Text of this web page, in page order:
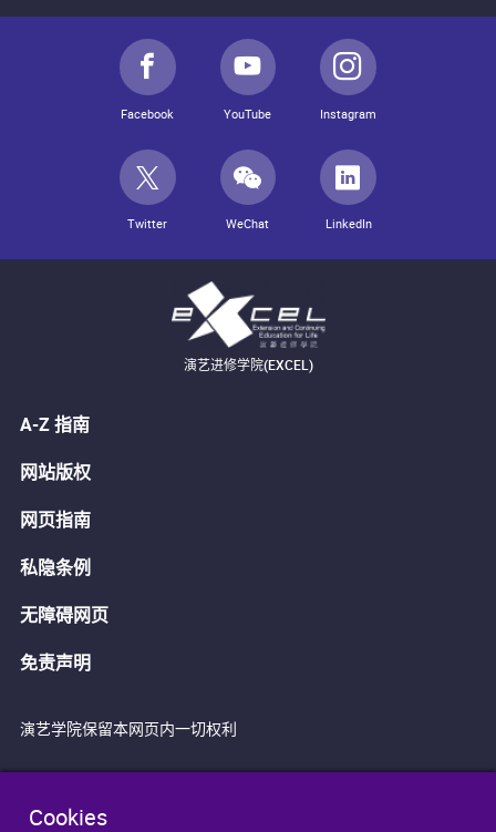
Cookies
Facebook YouTube Instagram
Twitter WeChat LinkedIn
演艺进修学院(EXCEL)
A-Z 指南
网站版权
网页指南
私隐条例
无障碍网页
免责声明
演艺学院保留本网页内一切权利